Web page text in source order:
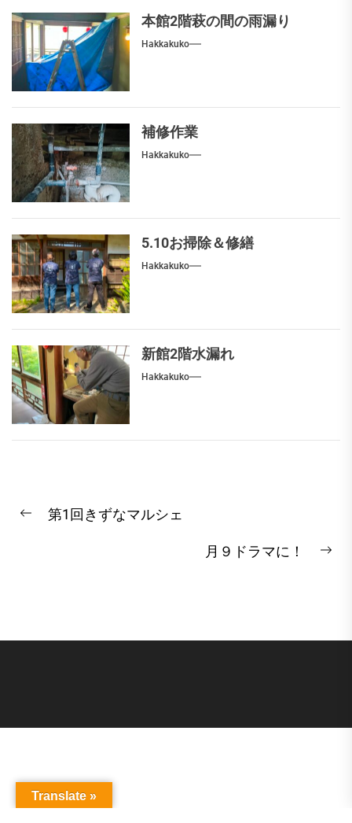
本館2階萩の間の雨漏り
Hakkakuko
補修作業
Hakkakuko
5.10お掃除＆修繕
Hakkakuko
新館2階水漏れ
Hakkakuko
稿Previous
第1回きずなマルシェ
月９ドラマに！
Translate »